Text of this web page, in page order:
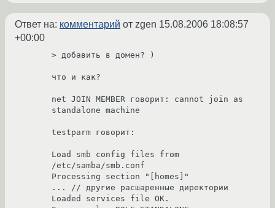
Ответ на: комментарий от zgen 15.08.2006 18:08:57
+00:00
> добавить в домен? )
что и как?
net JOIN MEMBER говорит: cannot join as
standalone machine
testparm говорит:
Load smb config files from
/etc/samba/smb.conf
Processing section "[homes]"
... // другие расшаренные директории
Loaded services file OK.